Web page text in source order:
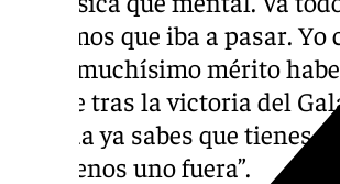
sabíamos que iba a pasar.
Tiene muchísimo mérito
porque tras la victoria del
jornada ya sabes que tienes
y al menos uno fuera”.